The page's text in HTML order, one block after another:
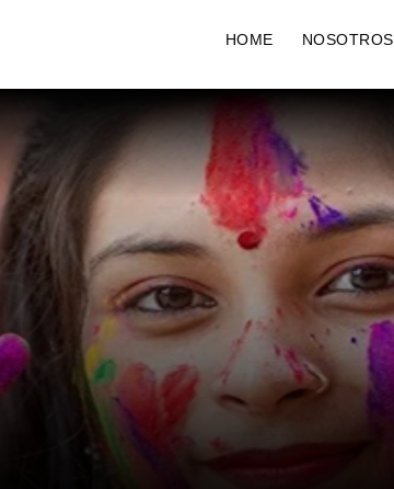
HOME NOSOTROS